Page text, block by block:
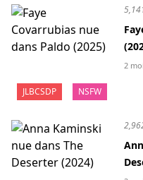
JLBCSDP NSFW
2